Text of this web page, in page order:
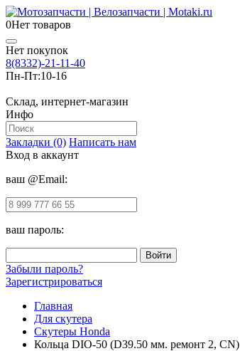
0Нет товаров
Нет покупок
8(8332)-21-11-40
Пн-Пт:10-16
Склад, интернет-магазин
Инфо
Закладки (0) Написать нам
Вход в аккаунт
ваш @Email:
ваш пароль:
Забыли пароль?
Зарегистрироваться
Главная
Для скутера
Скутеры Honda
Кольца DIO-50 (D39.50 мм. ремонт 2, CN)